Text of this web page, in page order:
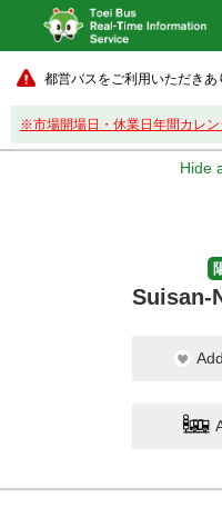
都営バスをご利用いただきあ
※市場開場日・休業日年間カレン
Hide
Suisan-